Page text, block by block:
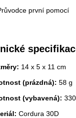
první pomocí
14 x 5 x 11 cm
(prázdná): 58 g
(vybavená):
Cordura 30D